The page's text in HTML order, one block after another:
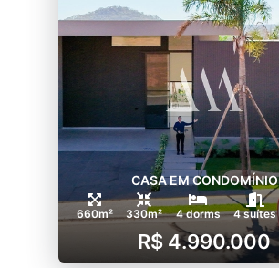
CASA EM CONDOMÍNIO
660m² 330m² 4 dorms 4 suítes
R$ 4.990.000